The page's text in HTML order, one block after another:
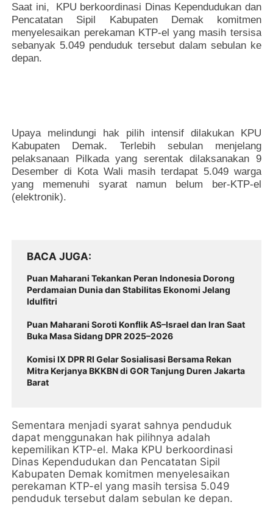
Saat ini, KPU berkoordinasi Dinas Kependudukan dan
Pencatatan Sipil Kabupaten Demak komitmen
menyelesaikan perekaman KTP-el yang masih tersisa
sebanyak 5.049 penduduk tersebut dalam sebulan ke
depan.
Upaya melindungi hak pilih intensif dilakukan KPU
Kabupaten Demak. Terlebih sebulan menjelang
pelaksanaan Pilkada yang serentak dilaksanakan 9
Desember di Kota Wali masih terdapat 5.049 warga
yang memenuhi syarat namun belum ber-KTP-el
(elektronik).
BACA JUGA
Puan Maharani Tekankan Peran Indonesia Dorong
Perdamaian Dunia dan Stabilitas Ekonomi Jelang
Idulfitri
Puan Maharani Soroti Konflik AS–Israel dan Iran Saat
Buka Masa Sidang DPR 2025–2026
Komisi IX DPR RI Gelar Sosialisasi Bersama Rekan
Mitra Kerjanya BKKBN di GOR Tanjung Duren Jakarta
Barat
Sementara menjadi syarat sahnya penduduk
dapat menggunakan hak pilihnya adalah
kepemilikan KTP-el. Maka KPU berkoordinasi
Dinas Kependudukan dan Pencatatan Sipil
Kabupaten Demak komitmen menyelesaikan
perekaman KTP-el yang masih tersisa 5.049
penduduk tersebut dalam sebulan ke depan.